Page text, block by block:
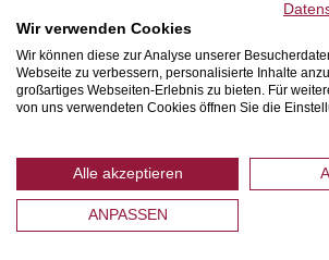
WIR VERSENDEN MIT
Wir verwenden Cookies
Wir können diese zur Analyse unserer
Webseite zu verbessern, personalisierte Inhalte
großartiges Webseiten-Erlebnis zu bieten. Für
von uns verwendeten Cookies öffnen Sie die
Alle akzeptieren
ANPASSEN